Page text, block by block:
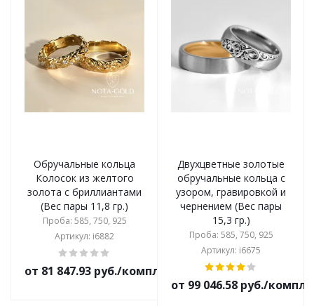
Обручальные кольца
Колосок из желтого
золота с бриллиантами
(Вес пары 11,8 гр.)
Проба: 585, 750, 925
Артикул: i6882
от 81 847.93 руб./комплект
Двухцветные золотые
обручальные кольца с
узором, гравировкой и
чернением (Вес пары
15,3 гр.)
Проба: 585, 750, 925
Артикул: i6675
от 99 046.58 руб./